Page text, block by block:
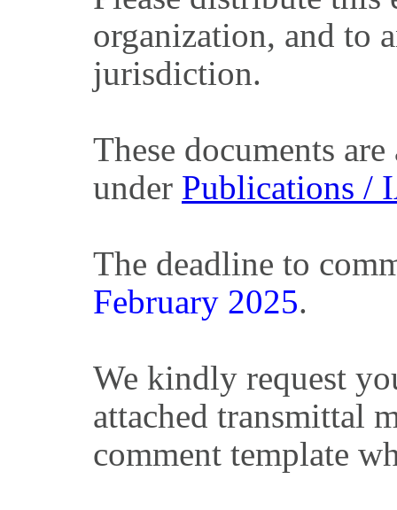
organization, and to
jurisdiction.
These documents
under Publications /
The deadline to
February 2025.
We kindly request
attached transmittal
comment template